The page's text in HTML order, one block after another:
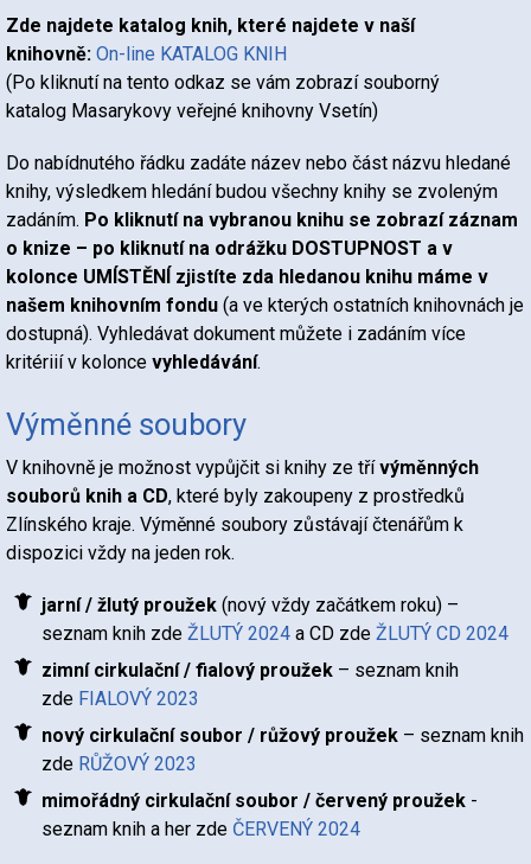
Zde najdete katalog knih, které najdete v naší
knihovně: On-line KATALOG KNIH
(Po kliknutí na tento odkaz se vám zobrazí souborný
katalog Masarykovy veřejné knihovny Vsetín)
Do nabídnutého řádku zadáte název nebo část názvu hledané
knihy, výsledkem hledání budou všechny knihy se zvoleným
zadáním. Po kliknutí na vybranou knihu se zobrazí záznam
o knize – po kliknutí na odrážku DOSTUPNOST a v
kolonce UMÍSTĚNÍ zjistíte zda hledanou knihu máme v
našem knihovním fondu (a ve kterých ostatních knihovnách je
dostupná). Vyhledávat dokument můžete i zadáním více
kritériií v kolonce vyhledávání.
Výměnné soubory
V knihovně je možnost vypůjčit si knihy ze třívýměnných
souborů knih a CD, které byly zakoupeny z prostředků
Zlínského kraje. Výměnné soubory zůstávají čtenářům k
dispozici vždy na jeden rok.
jarní / žlutý proužek (nový vždy začátkem roku) –
seznam knih zde ŽLUTÝ 2024 a CD zde ŽLUTÝ CD 2024
zimní cirkulační / fialový proužek – seznam knih
zde FIALOVÝ 2023
nový cirkulační soubor / růžový proužek – seznam knih
zde RŮŽOVÝ 2023
mimořádný cirkulační soubor / červený proužek -
seznam knih a her zde ČERVENÝ 2024